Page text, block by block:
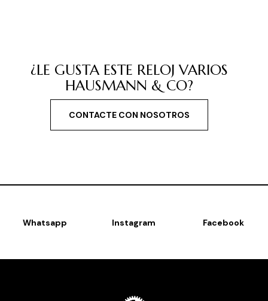
¿LE GUSTA ESTE RELOJ VARIOS
HAUSMANN & CO?
CONTACTE CON NOSOTROS
Whatsapp Instagram Facebook